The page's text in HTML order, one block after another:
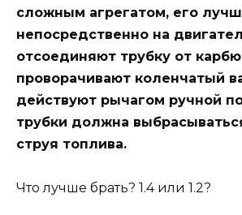
сложным агрегатом, его
непосредственно на
отсоединяют трубку от
проворачивают коленчатый
действуют рычагом ручной
трубки должна
струя топлива.
Что лучше брать? 1.4 или 1.2?